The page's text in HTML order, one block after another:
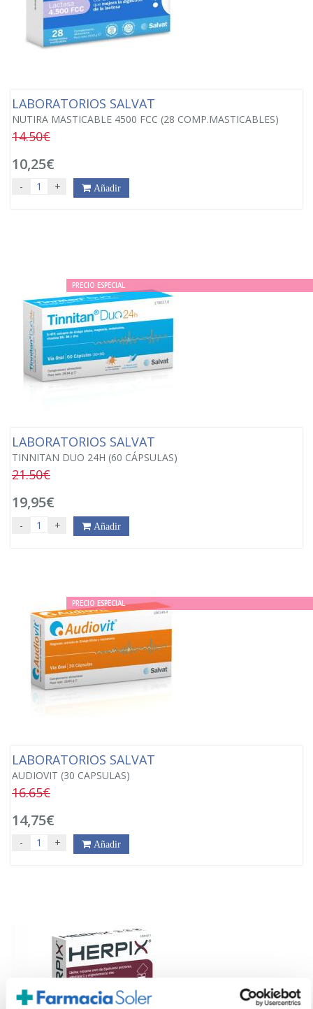
LABORATORIOS SALVAT
NUTIRA MASTICABLE 4500 FCC (28 COMP.MASTICABLES)
14.50€
10,25€
- + Añadir
PRECIO ESPECIAL
LABORATORIOS SALVAT
TINNITAN DUO 24H (60 CÁPSULAS)
21.50€
19,95€
- + Añadir
PRECIO ESPECIAL
LABORATORIOS SALVAT
AUDIOVIT (30 CAPSULAS)
16.65€
14,75€
- + Añadir